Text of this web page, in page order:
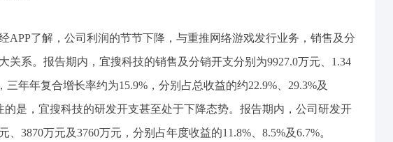
APP了解，公司利润的节节下降，与重推网络游戏发行业务，销售及分
关系。报告期内，宜搜科技的销售及分销开支分别为9927.0万元、1.34
三年年复合增长率约为15.9%，分别占总收益的约22.9%、29.3%及
的是，宜搜科技的研发开支甚至处于下降态势。报告期内，公司研发开
、3870万元及3760万元，分别占年度收益的11.8%、8.5%及6.7%。